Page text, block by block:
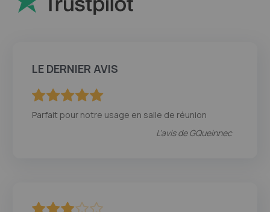
LE DERNIER AVIS
Parfait pour notre usage en salle de réunion
L'avis deGQueinnec